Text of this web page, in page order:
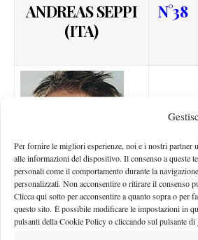
Per fornire le migliori esperienze, noi e i nostri partner
alle informazioni del dispositivo. Il consenso a queste
personali come il comportamento durante la
personalizzati. Non acconsentire o ritirare il consenso
Clicca qui sotto per acconsentire a quanto sopra o per
questo sito. È possibile modificare le impostazioni in
pulsanti della Cookie Policy o cliccando sul pulsante
ANDREAS SEPPI
(ITA)
N°38
vittorie
Parigi:
chiude